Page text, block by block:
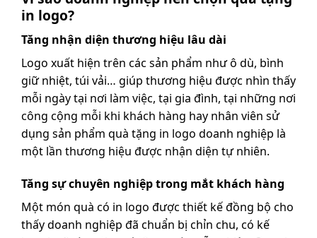
in logo?
Tăng nhận diện thương hiệu lâu dài
Logo xuất hiện trên các sản phẩm như ô dù, bình
giữ nhiệt, túi vải… giúp thương hiệu được nhìn thấy
mỗi ngày tại nơi làm việc, tại gia đình, tại những nơi
công cộng mỗi khi khách hàng hay nhân viên sử
dụng sản phẩm quà tặng in logo doanh nghiệp là
một lần thương hiệu được nhận diện tự nhiên.
Tăng sự chuyên nghiệp trong mắt khách hàng
Một món quà có in logo được thiết kế đồng bộ cho
thấy doanh nghiệp đã chuẩn bị chỉn chu, có kế